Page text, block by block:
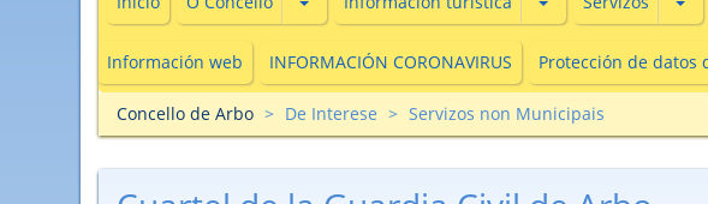
Información web INFORMACIÓN CORONAVIRUS Protección de datos
Concello de Arbo De Interese Servizos non Municipais